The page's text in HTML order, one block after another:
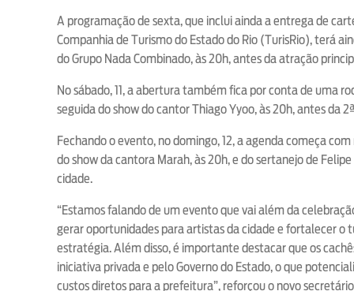
A programação de sexta, que inclui ainda a entrega de
Companhia de Turismo do Estado do Rio (TurisRio), terá
do Grupo Nada Combinado, às 20h, antes da atração
No sábado, 11, a abertura também fica por conta de uma
seguida do show do cantor Thiago Yyoo, às 20h, antes da
Fechando o evento, no domingo, 12, a agenda começa
do show da cantora Marah, às 20h, e do sertanejo de
cidade.
“Estamos falando de um evento que vai além da
gerar oportunidades para artistas da cidade e fortalecer o
estratégia. Além disso, é importante destacar que os
iniciativa privada e pelo Governo do Estado, o que
custos diretos para a prefeitura”, reforçou o novo